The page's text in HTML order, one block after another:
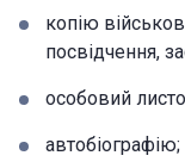
копію
посвідчення,
особовий
автобіографію;